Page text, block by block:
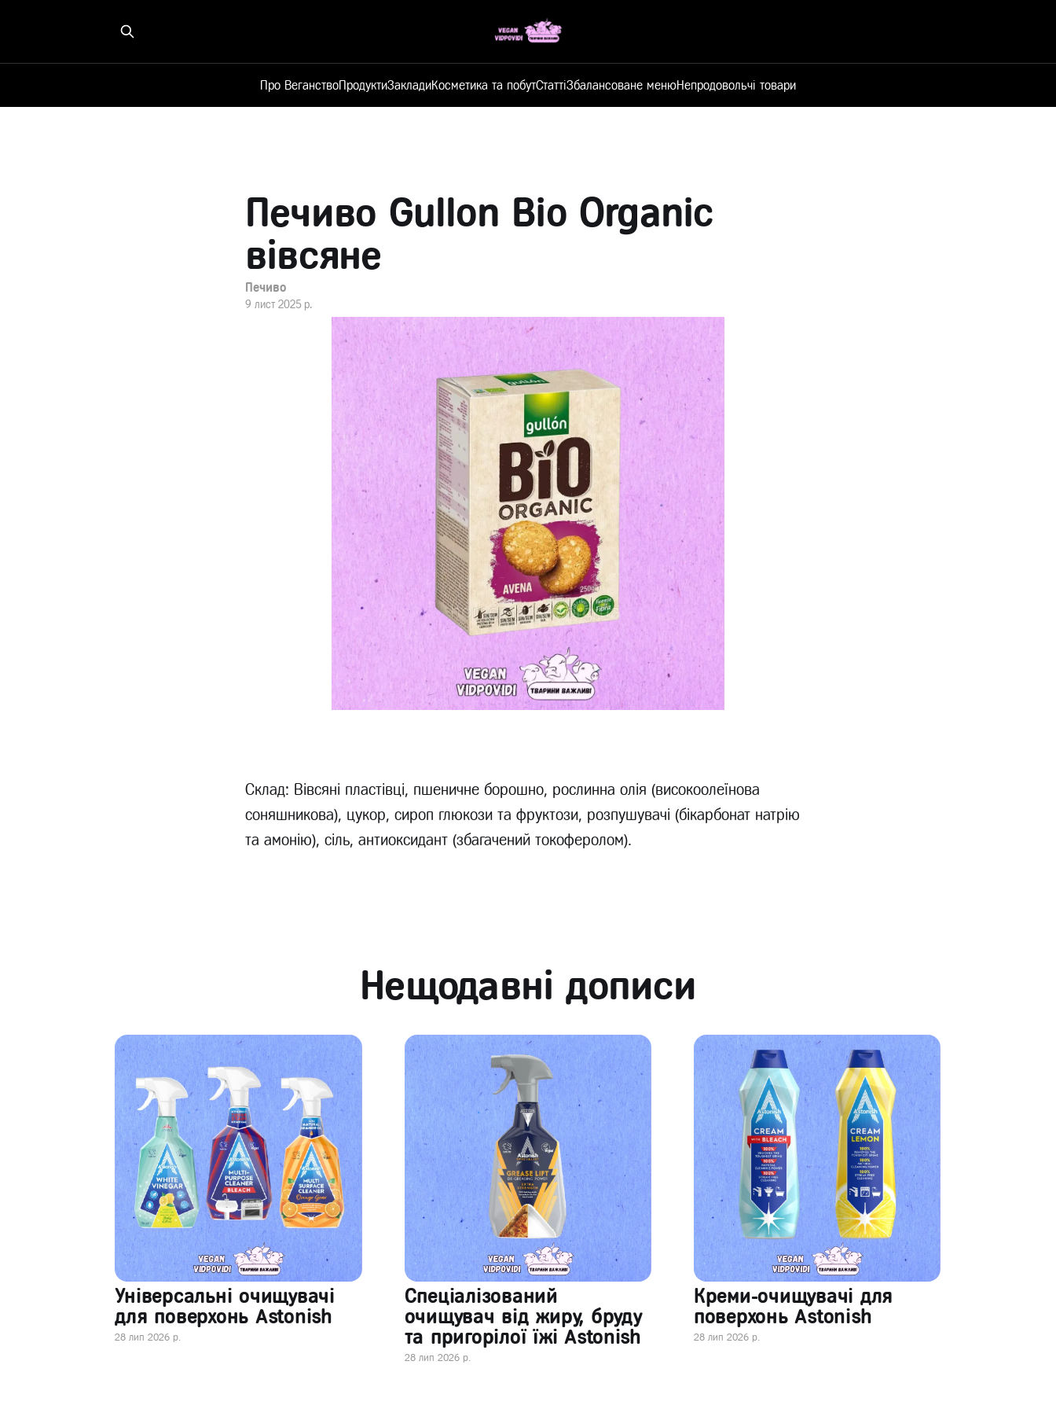
Про ВеганствоПродуктиЗакладиКосметика та побутСтаттіЗбалансоване менюНепродовольчі товари
Печиво Gullon Bio Organic
вівсяне
Печиво
9 лист 2025 р.
Склад: Вівсяні пластівці, пшеничне борошно, рослинна олія (високоолеїнова
соняшникова), цукор, сироп глюкози та фруктози, розпушувачі (бікарбонат натрію
та амонію), сіль, антиоксидант (збагачений токоферолом).
Нещодавні дописи
Універсальні очищувачі
для поверхонь Astonish
28 лип 2026 р.
Спеціалізований
очищувач від жиру, бруду
та пригорілої їжі Astonish
28 лип 2026 р.
Креми-очищувачі для
поверхонь Astonish
28 лип 2026 р.